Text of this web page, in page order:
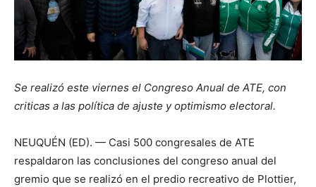
Se realizó este viernes el Congreso Anual de ATE, con
criticas a las política de ajuste y optimismo electoral.
NEUQUÉN (ED). — Casi 500 congresales de ATE
respaldaron las conclusiones del congreso anual del
gremio que se realizó en el predio recreativo de Plottier,